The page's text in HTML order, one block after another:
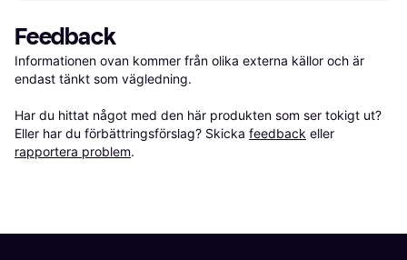
Feedback
Informationen ovan kommer från olika externa källor och är
endast tänkt som vägledning.
Har du hittat något med den här produkten som ser tokigt ut?
Eller har du förbättringsförslag? Skicka feedback eller
rapportera problem.